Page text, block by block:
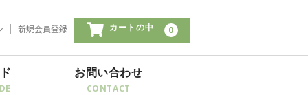
新規会員登録 カートの中 0
お問い合わせ